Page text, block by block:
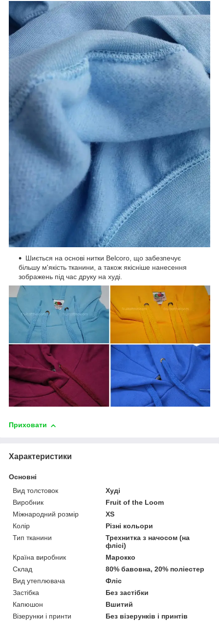
Шиється на основі нитки Belcoro, що забезпечує
більшу м'якість тканини, а також якісніше нанесення
зображень під час друку на худі.
Приховати
Характеристики
Основні
Вид толстовок
Худі
Виробник
Fruit of the Loom
Міжнародний розмір
XS
Колір
Різні кольори
Тип тканини
Трехнитка з начосом (на
флісі)
Країна виробник
Марокко
Склад
80% бавовна, 20% поліестер
Вид утеплювача
Фліс
Застібка
Без застібки
Капюшон
Вшитий
Візерунки і принти
Без візерунків і принтів